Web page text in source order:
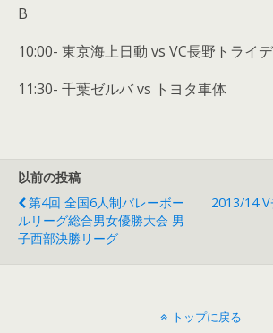
B
10:00- 東京海上日動 vs VC長野トライ
11:30- 千葉ゼルバ vs トヨタ車体
以前の投稿
第4回 全国6人制バレーボー
ルリーグ総合男女優勝大会 男
子西部決勝リーグ
2013/14
トップに戻る